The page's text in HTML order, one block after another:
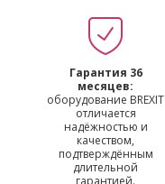
Гарантия 36
месяцев:
оборудование BREXIT
отличается
надёжностью и
качеством,
подтверждённым
длительной
гарантией.